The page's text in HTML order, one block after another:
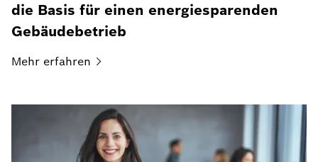
die Basis für einen energiesparenden
Gebäudebetrieb
Mehr erfahren